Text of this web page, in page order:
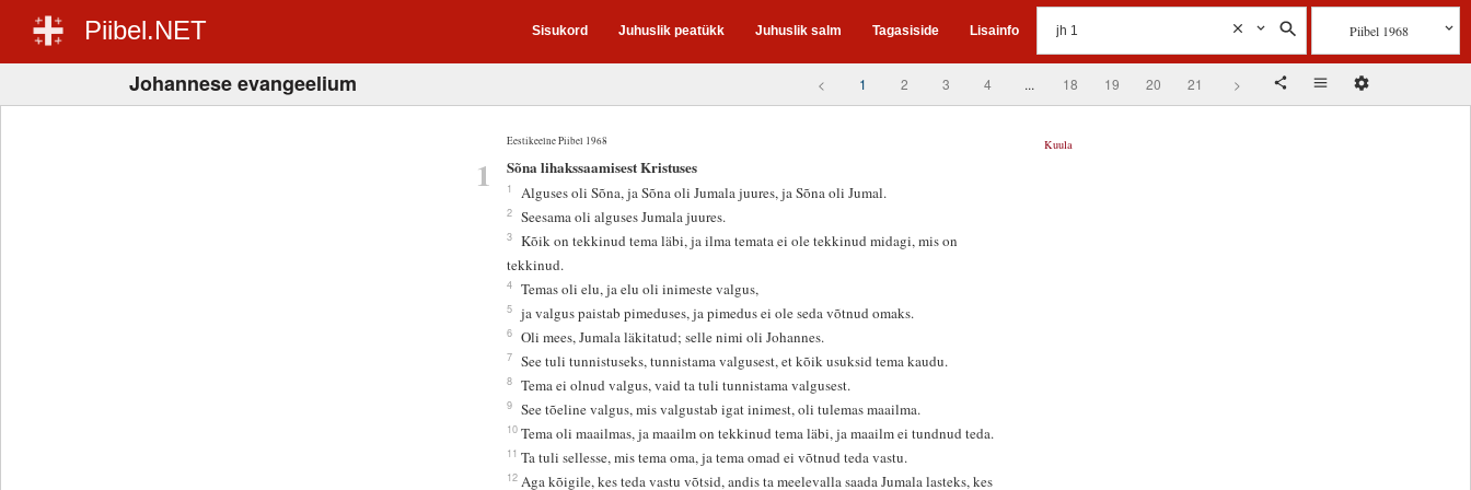
Piibel.NET Sisukord Juhuslik peatükk Juhuslik salm Tagasiside Lisainfo Piibel 1968
Johannese evangeelium < 1 2 3 4 ... 18 19 20 21 >
Eestikeelne Piibel 1968
1
Kuula
Sõna lihakssaamisest Kristuses
1 Alguses oli Sõna, ja Sõna oli Jumala juures, ja Sõna oli Jumal.
2 Seesama oli alguses Jumala juures.
3
Kõik on tekkinud tema läbi, ja ilma temata ei ole tekkinud midagi, mis on
tekkinud.
4 Temas oli elu, ja elu oli inimeste valgus,
5 ja valgus paistab pimeduses, ja pimedus ei ole seda võtnud omaks.
6 Oli mees, Jumala läkitatud; selle nimi oli Johannes.
7 See tuli tunnistuseks, tunnistama valgusest, et kõik usuksid tema kaudu.
8 Tema ei olnud valgus, vaid ta tuli tunnistama valgusest.
9 See tõeline valgus, mis valgustab igat inimest, oli tulemas maailma.
10 Tema oli maailmas, ja maailm on tekkinud tema läbi, ja maailm ei tundnud teda.
11 Ta tuli sellesse, mis tema oma, ja tema omad ei võtnud teda vastu.
12 Aga kõigile, kes teda vastu võtsid, andis ta meelevalla saada Jumala lasteks, kes